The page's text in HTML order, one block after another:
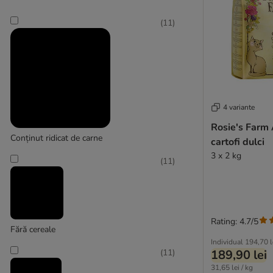
Dogs'n Tiger
Encore
★ Feringa
Fitmin
Conținut ridicat de carne
(11)
Fără cereale
(11)
(11)
4 variante
Rosie's
cartofi dulci
3 x 2 kg
Individual 194,70
189,90 lei
31,65 lei / kg
Rating: 4.7/5